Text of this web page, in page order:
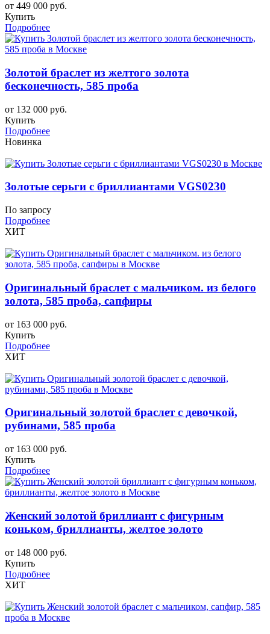
от 449 000 руб.
Купить
Подробнее
Золотой браслет из желтого золота
бесконечность, 585 проба
от 132 000 руб.
Купить
Подробнее
Новинка
Золотые серьги с бриллиантами VGS0230
По запросу
Подробнее
ХИТ
Оригинальный браслет с мальчиком. из белого
золота, 585 проба, сапфиры
от 163 000 руб.
Купить
Подробнее
ХИТ
Оригинальный золотой браслет с девочкой,
рубинами, 585 проба
от 163 000 руб.
Купить
Подробнее
Женский золотой бриллиант с фигурным
коньком, бриллианты, желтое золото
от 148 000 руб.
Купить
Подробнее
ХИТ